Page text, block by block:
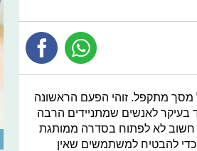
מסך מתקפל. זוהי הפעם הראשונה
לאנשים שמתניידים הרבה
חשוב לא לפתוח בסדרה ממותגת
חדשה אלא להכניס אותו למשפחת הפרימיום ThinkPad X1 כדי להבטיח למשתמשים שאין